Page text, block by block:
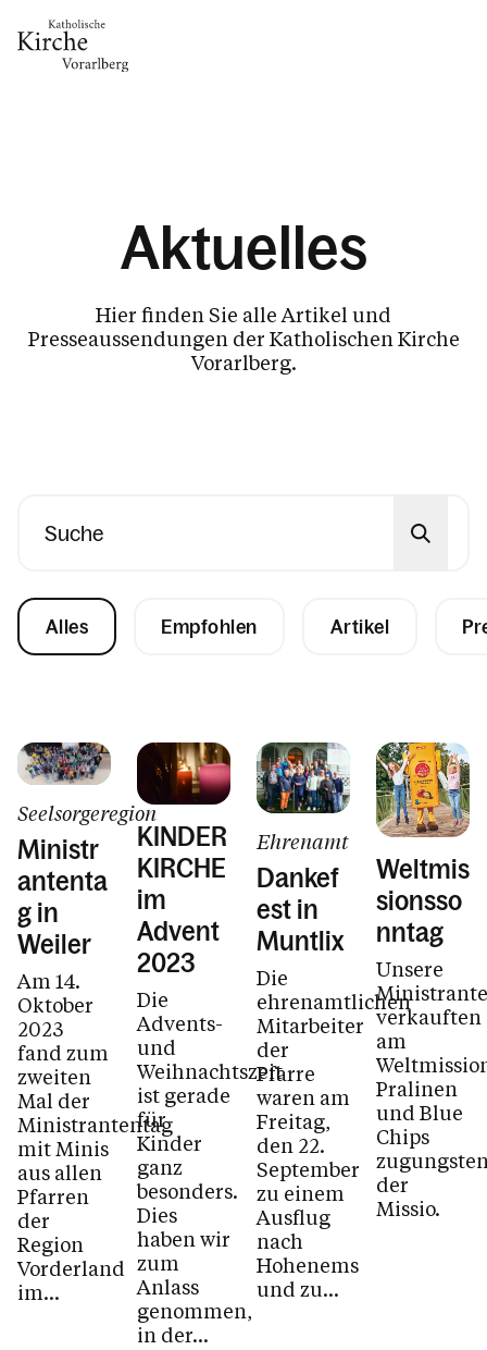
Glaube & Feste
Kirche & Ich
Aktuelles
Hier finden Sie alle Artikel und
Presseaussendungen der Katholischen Kirche
Vorarlberg.
Suche
Alles Empfohlen Artikel
Seelsorgeregion
Ministr
antenta
g in
Weiler
Am 14.
Oktober
2023
fand zum
zweiten
Mal der
Ministrantentag
mit Minis
aus allen
Pfarren
der
Region
Vorderland
im...
KINDER
KIRCHE
im
Advent
2023
Die
Advents-
und
Weihnachtszeit
ist gerade
für
Kinder
ganz
besonders.
Dies
haben wir
zum
Anlass
genommen,
in der...
Ehrenamt
Dankef
est in
Muntlix
Die
ehrenamtlichen
Mitarbeiter
der
Pfarre
waren am
Freitag,
den 22.
September
zu einem
Ausflug
nach
Hohenems
und zu...
Weltmis
sionsso
nntag
Unsere
verkauften
am
Pralinen
und Blue
Chips
der
Missio.